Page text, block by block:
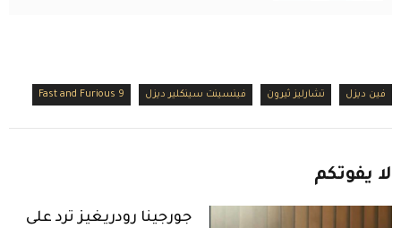
فين ديزل تشارليز ثيرون فينسينت سينكلير ديزل Fast and Furious 9
لا يفوتكم
جورجينا رودريغيز ترد على